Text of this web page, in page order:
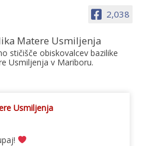
2,038
Matere Usmiljenja
stičišče obiskovalcev bazilike
Usmiljenja v Mariboru.
Usmiljenja